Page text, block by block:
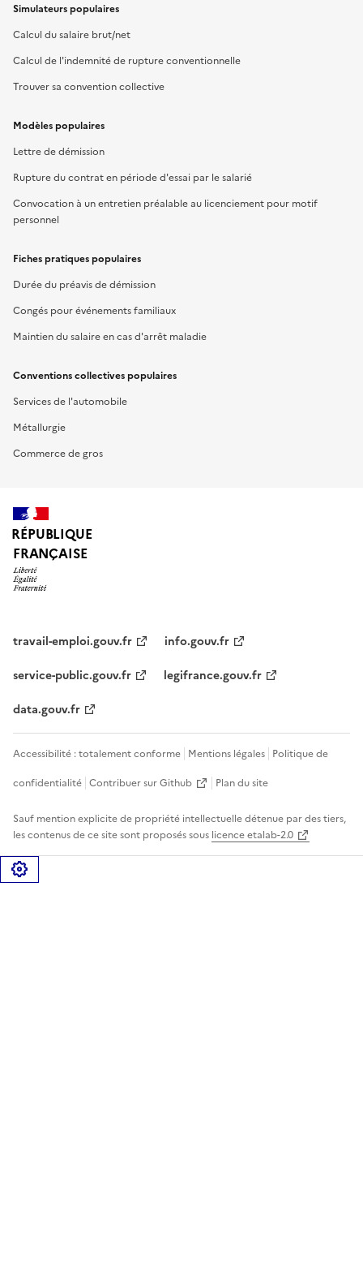
Simulateurs populaires
Calcul du salaire brut/net
Calcul de l'indemnité de rupture conventionnelle
Trouver sa convention collective
Modèles populaires
Lettre de démission
Rupture du contrat en période d'essai par le salarié
Convocation à un entretien préalable au licenciement pour motif
personnel
Fiches pratiques populaires
Durée du préavis de démission
Congés pour événements familiaux
Maintien du salaire en cas d'arrêt maladie
Conventions collectives populaires
Services de l'automobile
Métallurgie
Commerce de gros
RÉPUBLIQUE
FRANÇAISE
travail-emploi.gouv.fr
info.gouv.fr
service-public.gouv.fr
legifrance.gouv.fr
data.gouv.fr
Accessibilité : totalement conforme Mentions légales Politique de
confidentialité Contribuer sur Github Plan du site
Sauf mention explicite de propriété intellectuelle détenue par des tiers,
les contenus de ce site sont proposés sous licence etalab-2.0
Gérer les cookies